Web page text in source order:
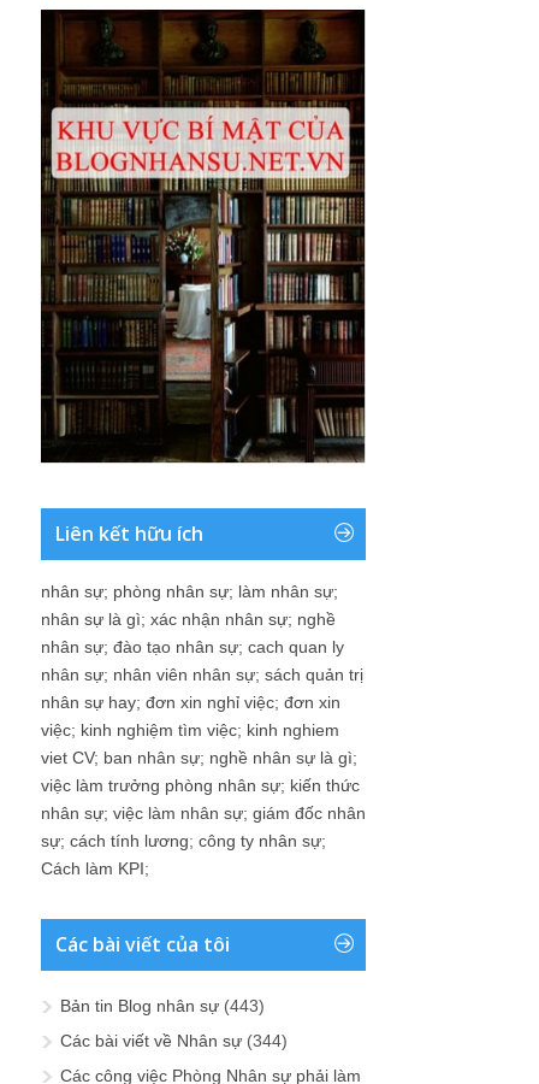
Liên kết hữu ích
nhân sự; phòng nhân sự; làm nhân sự;
nhân sự là gì; xác nhận nhân sự; nghề
nhân sự; đào tạo nhân sự; cach quan ly
nhân sự; nhân viên nhân sự; sách quản trị
nhân sự hay; đơn xin nghỉ việc; đơn xin
việc; kinh nghiệm tìm việc; kinh nghiem
viet CV; ban nhân sự; nghề nhân sự là gì;
việc làm trưởng phòng nhân sự; kiến thức
nhân sự; việc làm nhân sự; giám đốc nhân
sự; cách tính lương; công ty nhân sự;
Cách làm KPI;
Các bài viết của tôi
Bản tin Blog nhân sự (443)
Các bài viết về Nhân sự (344)
Các công việc Phòng Nhân sự phải làm